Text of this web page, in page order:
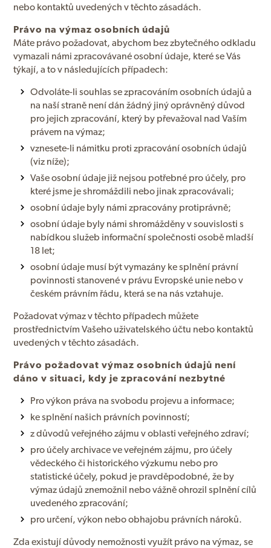
nebo kontaktů uvedených v těchto zásadách.
Právo na výmaz osobních údajů
Máte právo požadovat, abychom bez zbytečného odkladu
vymazali námi zpracovávané osobní údaje, které se Vás
týkají, a to v následujících případech:
Odvoláte-li souhlas se zpracováním osobních údajů a
na naší straně není dán žádný jiný oprávněný důvod
pro jejich zpracování, který by převažoval nad Vaším
právem na výmaz;
vznesete-li námitku proti zpracování osobních údajů
(viz níže);
Vaše osobní údaje již nejsou potřebné pro účely, pro
které jsme je shromáždili nebo jinak zpracovávali;
osobní údaje byly námi zpracovány protiprávně;
osobní údaje byly námi shromážděny v souvislosti s
nabídkou služeb informační společnosti osobě mladší
18 let;
osobní údaje musí být vymazány ke splnění právní
povinnosti stanovené v právu Evropské unie nebo v
českém právním řádu, která se na nás vztahuje.
Požadovat výmaz v těchto případech můžete
prostřednictvím Vašeho uživatelského účtu nebo kontaktů
uvedených v těchto zásadách.
Právo požadovat výmaz osobních údajů není
dáno v situaci, kdy je zpracování nezbytné
Pro výkon práva na svobodu projevu a informace;
ke splnění našich právních povinností;
z důvodů veřejného zájmu v oblasti veřejného zdraví;
pro účely archivace ve veřejném zájmu, pro účely
vědeckého či historického výzkumu nebo pro
statistické účely, pokud je pravděpodobné, že by
výmaz údajů znemožnil nebo vážně ohrozil splnění cílů
uvedeného zpracování;
pro určení, výkon nebo obhajobu právních nároků.
Zda existují důvody nemožnosti využít právo na výmaz, se